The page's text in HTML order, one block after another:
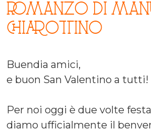
ROMANZO DI
CHIAROTTINO
Buendia amici,
e buon San Valentino a tutti!
Per noi oggi è due volte
diamo ufficialmente il